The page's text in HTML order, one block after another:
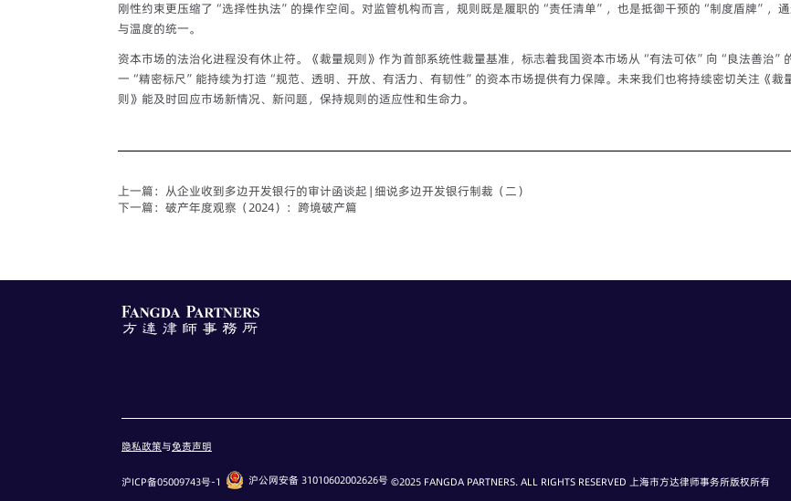
刚性约束更压缩了“选择性执法”的操作空间。对监管机构而言，规则既是履职的“责任清单”，也是抵御干预的“制度盾牌”，
与温度的统一。
资本市场的法治化进程没有休止符。《裁量规则》作为首部系统性裁量基准，标志着我国资本市场从“有法可依”向“良法善治”
一“精密标尺”能持续为打造“规范、透明、开放、有活力、有韧性”的资本市场提供有力保障。未来我们也将持续密切关注《裁
则》能及时回应市场新情况、新问题，保持规则的适应性和生命力。
上一篇： 从企业收到多边开发银行的审计函谈起 | 细说多边开发银行制裁（二）
下一篇： 破产年度观察（2024）：跨境破产篇
隐私政策与免责声明
沪ICP备05009743号-1 沪公网安备 31010602002626号 ©2025 FANGDA PARTNERS. ALL RIGHTS RESERVED 上海市方达律师事务所版权所有
严正声明
我们特别提请事务所的客户和广大公众提高警惕，谨防上当。